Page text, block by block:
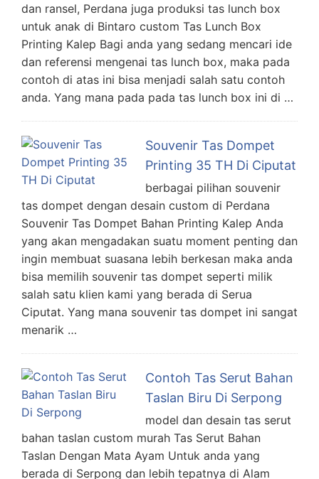
dan ransel, Perdana juga produksi tas lunch box
untuk anak di Bintaro custom Tas Lunch Box
Printing Kalep Bagi anda yang sedang mencari ide
dan referensi mengenai tas lunch box, maka pada
contoh di atas ini bisa menjadi salah satu contoh
anda. Yang mana pada pada tas lunch box ini di …
Souvenir Tas Dompet
Printing 35 TH Di Ciputat
berbagai pilihan souvenir
tas dompet dengan desain custom di Perdana
Souvenir Tas Dompet Bahan Printing Kalep Anda
yang akan mengadakan suatu moment penting dan
ingin membuat suasana lebih berkesan maka anda
bisa memilih souvenir tas dompet seperti milik
salah satu klien kami yang berada di Serua
Ciputat. Yang mana souvenir tas dompet ini sangat
menarik …
Contoh Tas Serut Bahan
Taslan Biru Di Serpong
model dan desain tas serut
bahan taslan custom murah Tas Serut Bahan
Taslan Dengan Mata Ayam Untuk anda yang
berada di Serpong dan lebih tepatnya di Alam